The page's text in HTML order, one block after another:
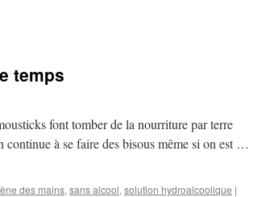
temps
font tomber de la nourriture par terre
à se faire des bisous même si on est …
des mains, sans alcool, solution hydroalcoolique |